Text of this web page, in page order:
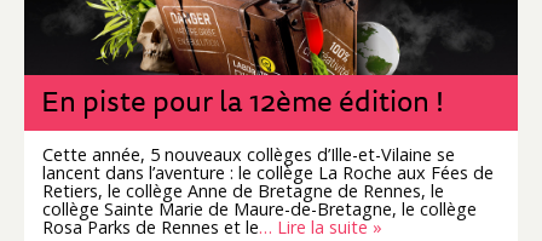
En piste pour la 12ème édition !
Cette année, 5 nouveaux collèges d’Ille-et-Vilaine se
lancent dans l’aventure : le collège La Roche aux Fées de
Retiers, le collège Anne de Bretagne de Rennes, le
collège Sainte Marie de Maure-de-Bretagne, le collège
Rosa Parks de Rennes et le… Lire la suite »